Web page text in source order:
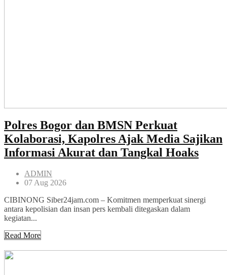
Polres Bogor dan BMSN Perkuat
Kolaborasi, Kapolres Ajak Media Sajikan
Informasi Akurat dan Tangkal Hoaks
ADMIN
07 Aug 2026
CIBINONG Siber24jam.com – Komitmen memperkuat sinergi
antara kepolisian dan insan pers kembali ditegaskan dalam
kegiatan...
Read More